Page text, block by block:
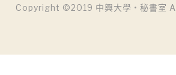
Copyright ©2019 中興大學 • 秘書室